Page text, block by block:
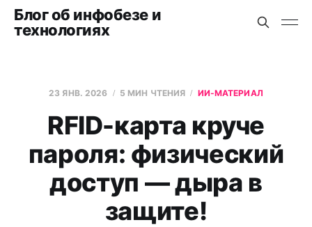
Блог об инфобезе и
технологиях
23 ЯНВ. 2026 5 МИН ЧТЕНИЯ ИИ-МАТЕРИАЛ
RFID-карта круче
пароля: физический
доступ — дыра в
защите!